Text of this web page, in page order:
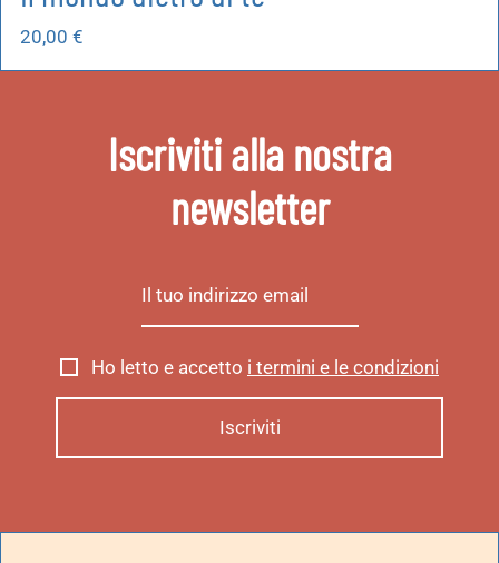
20,00 €
Iscriviti alla nostra
newsletter
Ho letto e accetto i termini e le condizioni